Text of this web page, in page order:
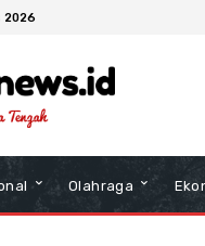
2026
Olahraga